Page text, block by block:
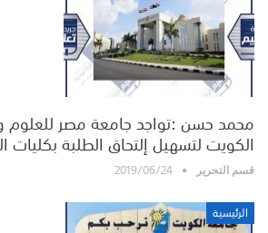
محمد حسن :تواجد جامعة مصر للعلوم
الكويت لتسهيل إلتحاق الطلبة بكليات
قسم التحرير 2019/06/24
الرئيسية